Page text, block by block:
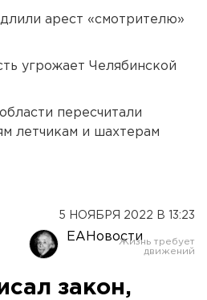
арест «смотрителю»
угрожает Челябинской
пересчитали
летчикам и шахтерам
5 НОЯБРЯ 2022 В 13:23
ЕАНовости
закон,